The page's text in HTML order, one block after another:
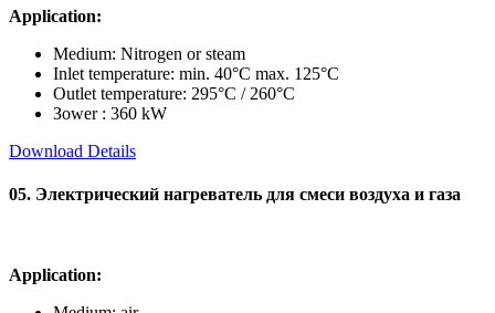
Application:
Medium: Nitrogen or steam
Inlet temperature: min. 40°C max. 125°C
Outlet temperature: 295°C / 260°C
Зower : 360 kW
Download Details
05. Электрический нагреватель для смеси воздуха и газа
Application: